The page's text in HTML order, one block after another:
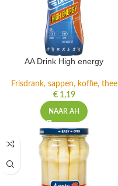
AA Drink High energy
Frisdrank, sappen, koffie, thee
€1,19
NAAR AH